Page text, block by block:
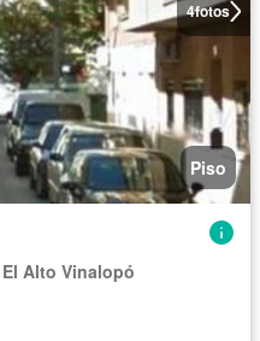
4fotos
Piso
Alto Vinalopó